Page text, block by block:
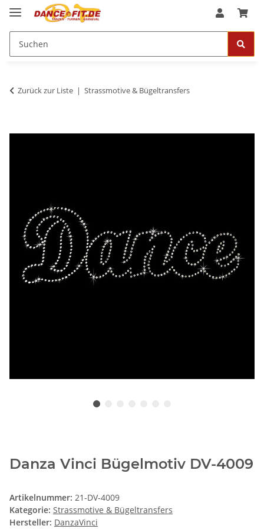
Zurück zur Liste Strassmotive & Bügeltransfers
Danza Vinci Bügelmotiv DV-4009
Artikelnummer: 21-DV-4009
Kategorie: Strassmotive & Bügeltransfers
Hersteller: DanzaVinci